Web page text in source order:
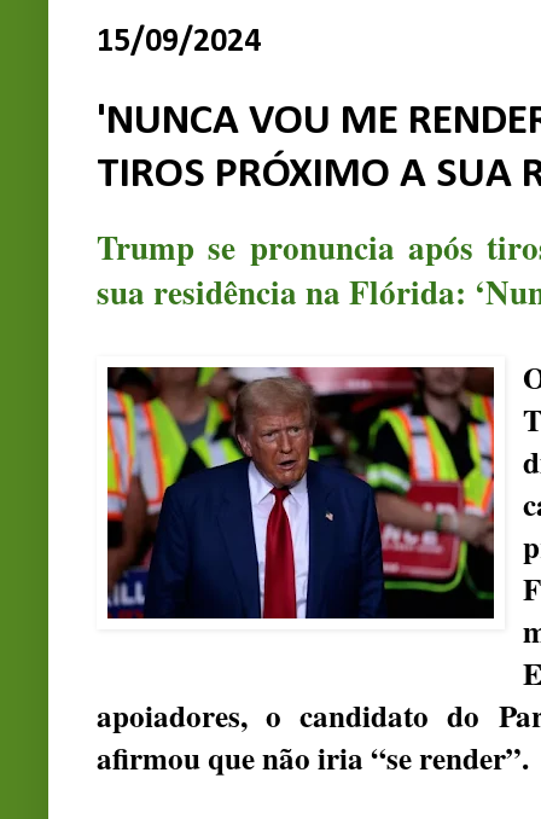
15/09/2024
'NUNCA VOU ME
TIROS PRÓXIMO A SUA
Trump se pronuncia após
sua residência na Flórida:
apoiadores, o candidato do
afirmou que não iria “se render”.